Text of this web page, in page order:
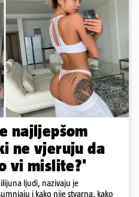
najljepšom
ne vjeruju da
vi mislite?'
ljudi, nazivaju je
i kako nije stvarna, kako